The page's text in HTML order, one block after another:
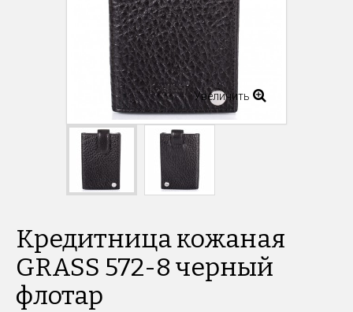
Увеличить
Кредитница кожаная
GRASS 572-8 черный
флотар